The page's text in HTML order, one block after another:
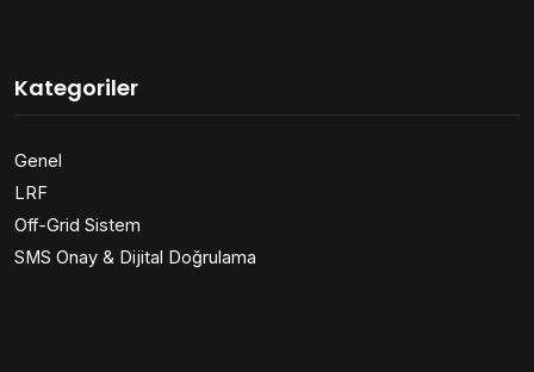
Kategoriler
Genel
LRF
Off-Grid Sistem
SMS Onay & Dijital Doğrulama